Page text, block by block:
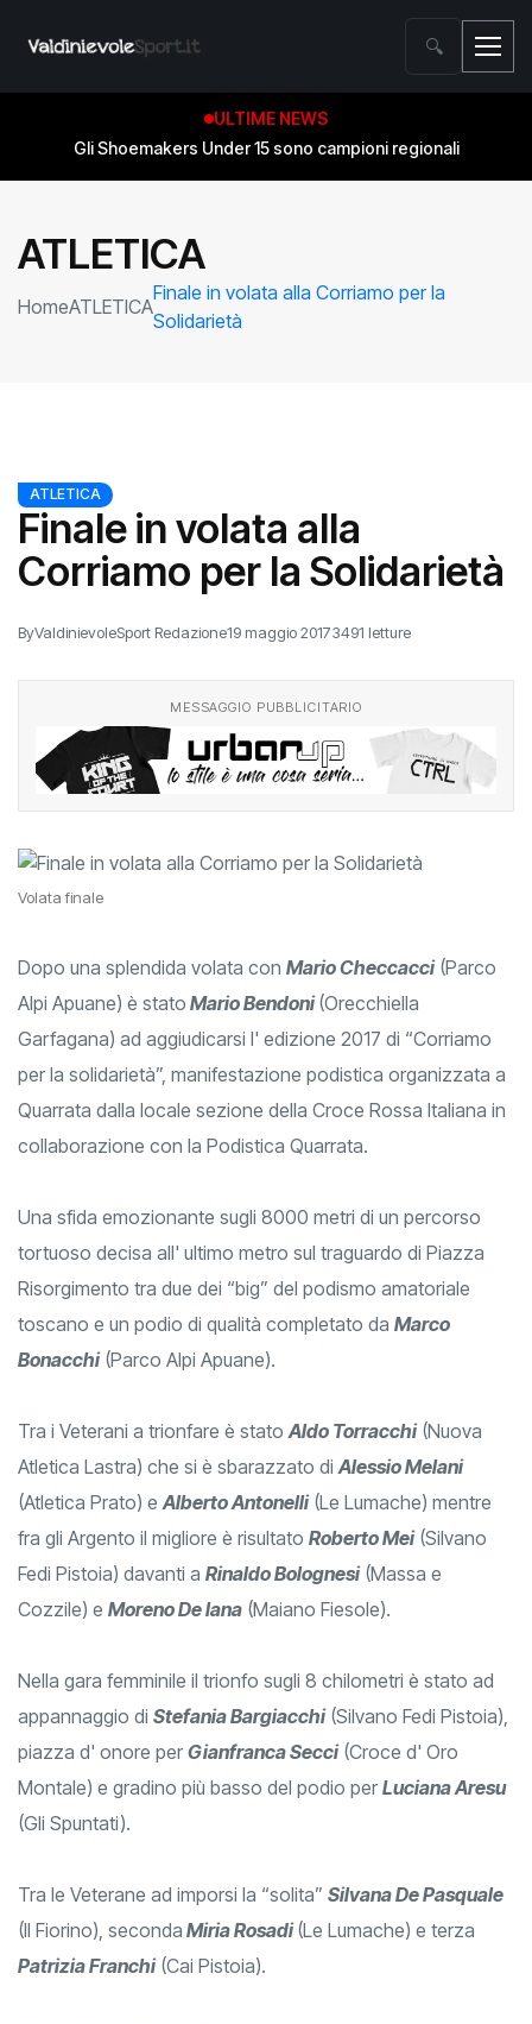
🔍
ULTIME NEWS
Gli Shoemakers Under 15 sono campioni regionali
ATLETICA
HomeATLETICA
Finale in volata alla Corriamo per la
Solidarietà
ATLETICA
Finale in volata alla
Corriamo per la Solidarietà
ByValdinievoleSport Redazione19 maggio 20173491 letture
MESSAGGIO PUBBLICITARIO
Volata finale
Dopo una splendida volata con Mario Checcacci(Parco
Alpi Apuane) è stato Mario Bendoni(Orecchiella
Garfagana) ad aggiudicarsi l' edizione 2017 di “Corriamo
per la solidarietà”, manifestazione podistica organizzata a
Quarrata dalla locale sezione della Croce Rossa Italiana in
collaborazione con la Podistica Quarrata.
Una sfida emozionante sugli 8000 metri di un percorso
tortuoso decisa all' ultimo metro sul traguardo di Piazza
Risorgimento tra due dei “big” del podismo amatoriale
toscano e un podio di qualità completato da Marco
Bonacchi(Parco Alpi Apuane).
Tra i Veterani a trionfare è statoAldo Torracchi(Nuova
Atletica Lastra) che si è sbarazzato diAlessio Melani
(Atletica Prato) eAlberto Antonelli(Le Lumache) mentre
fra gli Argento il migliore è risultato Roberto Mei(Silvano
Fedi Pistoia) davanti a Rinaldo Bolognesi(Massa e
Cozzile) e Moreno De Iana (Maiano Fiesole).
Nella gara femminile il trionfo sugli 8 chilometri è stato ad
appannaggio di Stefania Bargiacchi(Silvano Fedi Pistoia),
piazza d' onore per Gianfranca Secci(Croce d' Oro
Montale) e gradino più basso del podio per Luciana Aresu
(Gli Spuntati).
Tra le Veterane ad imporsi la “solita” Silvana De Pasquale
(Il Fiorino), seconda Miria Rosadi(Le Lumache) e terza
Patrizia Franchi(Cai Pistoia).